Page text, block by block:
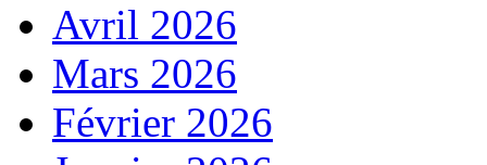
Avril 2026
Mars 2026
Février 2026